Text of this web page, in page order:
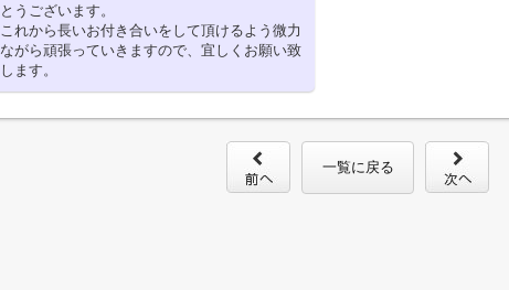
とうございます。
これから長いお付き合いをして頂けるよう微力
ながら頑張っていきますので、宜しくお願い致
します。
一覧に戻る